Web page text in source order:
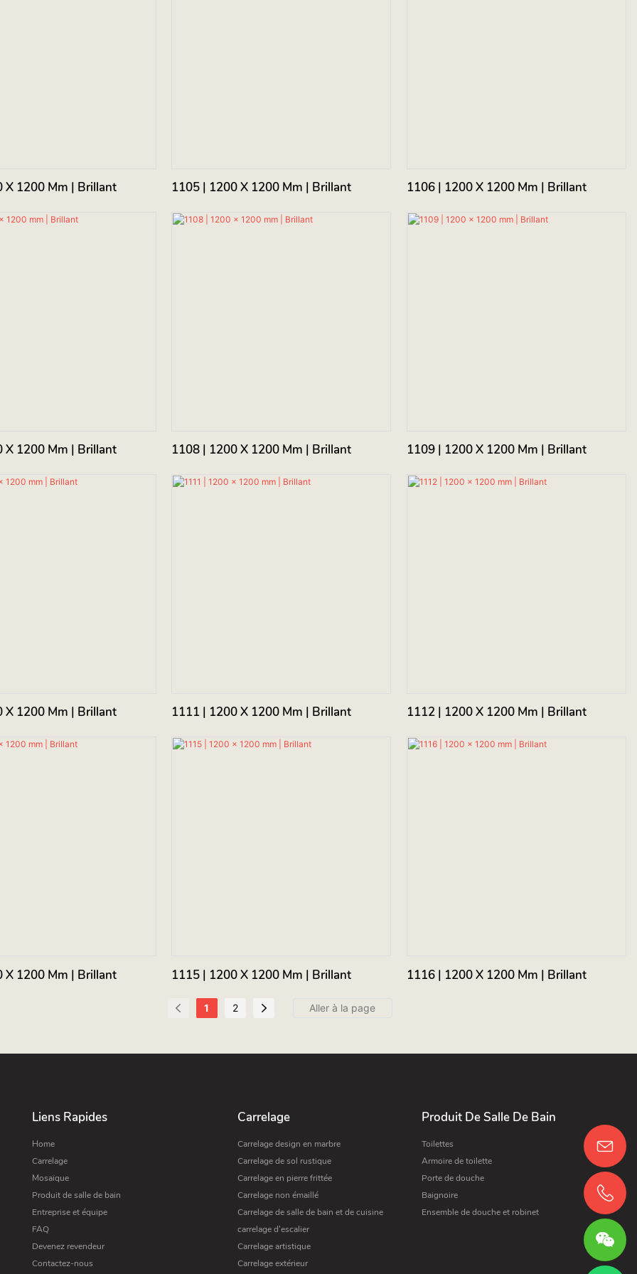
X 1200 Mm | Brillant 1105 | 1200 X 1200 Mm | Brillant 1106 | 1200 X 1200 Mm | Brillant
X 1200 Mm | Brillant 1108 | 1200 X 1200 Mm | Brillant 1109 | 1200 X 1200 Mm | Brillant
X 1200 Mm | Brillant 1111 | 1200 X 1200 Mm | Brillant 1112 | 1200 X 1200 Mm | Brillant
X 1200 Mm | Brillant 1115 | 1200 X 1200 Mm | Brillant 1116 | 1200 X 1200 Mm | Brillant
1 2
Liens Rapides
Home
Carrelage
Mosaïque
Produit de salle de bain
Entreprise et équipe
FAQ
Devenez revendeur
Contactez-nous
Carrelage
Carrelage design en marbre
Carrelage de sol rustique
Carrelage en pierre frittée
Carrelage non émaillé
Carrelage de salle de bain et de cuisine
carrelage d'escalier
Carrelage artistique
Carrelage extérieur
Produit De Salle De Bain
Toilettes
Armoire de toilette
Porte de douche
Baignoire
Ensemble de douche et robinet